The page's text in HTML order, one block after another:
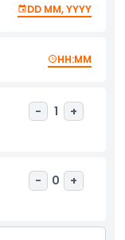
DD MM, YYYY
HH:MM
- 1 +
- 0 +